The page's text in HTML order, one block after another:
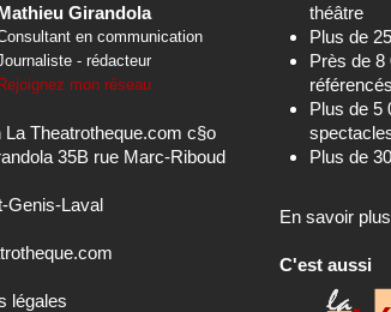
Girandola
en communication
- rédacteur
Rejoignez mon réseau
Theatrotheque.com c§o
35B rue Marc-Riboud
Genis-Laval
légales
théâtre
Plus de
Près de 8
Plus de 5
Plus de
En savoir plus
C'est aussi